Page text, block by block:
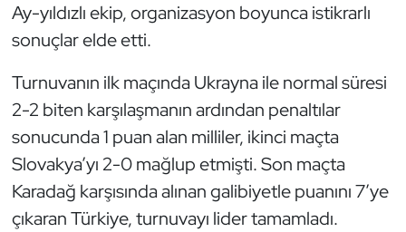
Ay-yıldızlı ekip, organizasyon boyunca istikrarlı
sonuçlar elde etti.
Turnuvanın ilk maçında Ukrayna ile normal süresi
2-2 biten karşılaşmanın ardından penaltılar
sonucunda 1 puan alan milliler, ikinci maçta
Slovakya’yı 2-0 mağlup etmişti. Son maçta
Karadağ karşısında alınan galibiyetle puanını 7’ye
çıkaran Türkiye, turnuvayı lider tamamladı.
Karate
Kempo
Kick Boks
Kürek